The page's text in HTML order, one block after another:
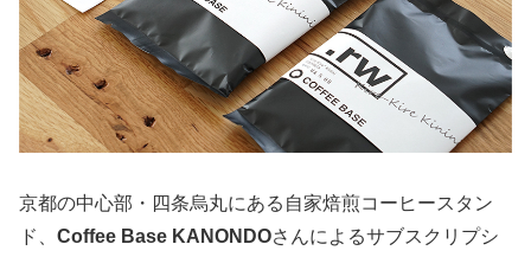
京都の中心部・四条烏丸にある自家焙煎コーヒースタン
ド、 Coffee Base KANONDOさんによるサブスクリプシ